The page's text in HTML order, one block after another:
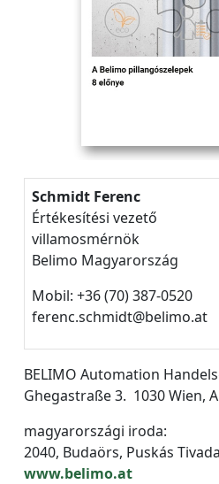
Schmidt Ferenc
Értékesítési vezető
villamosmérnök
Belimo Magyarország
Mobil: +36 (70) 387-0520
ferenc.schmidt@belimo.at
BELIMO Automation
Ghegastraße 3. 1030 Wien,
magyarországi iroda:
2040, Budaörs, Puskás
www.belimo.at